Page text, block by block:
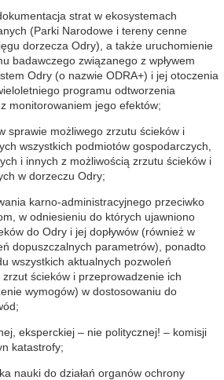
strat w ekosystemach
(Parki Narodowe i tereny cenne
dorzecza Odry), a także uruchomienie
badawczego związanego z wpływem
Odry (o nazwie ODRA+) i jej otoczenia
programu odtworzenia
monitorowaniem jego efektów;
sprawie możliwego zrzutu ścieków i
wszystkich podmiotów gospodarczych,
i innych z możliwością zrzutu ścieków i
w dorzeczu Odry;
karno-administracyjnego przeciwko
w odniesieniu do których ujawniono
do Odry i jej dopływów (również w
dopuszczalnych parametrów), ponadto
wszystkich aktualnych pozwoleń
ścieków i przeprowadzenie ich
wymogów) w dostosowaniu do
eksperckiej – nie politycznej! – komisji
katastrofy;
nauki do działań organów ochrony